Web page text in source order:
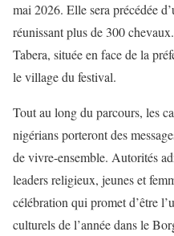
mai 2026. Elle sera précédée
réunissant plus de 300
Tabera, située en face de la
le village du festival.
Tout au long du parcours, les
nigérians porteront des
de vivre-ensemble. Autorités
leaders religieux, jeunes et
célébration qui promet d’être
culturels de l’année dans le